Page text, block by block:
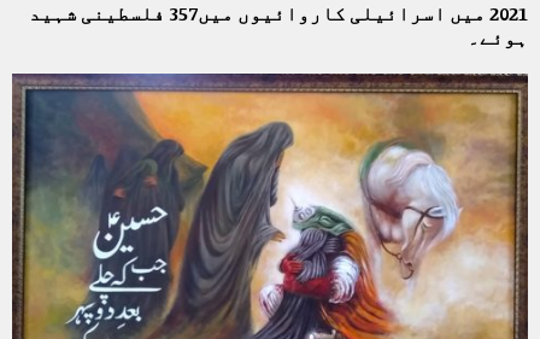
2021 میں اسرائیلی کاروائیوں میں357 فلسطینی شہید
ہوئے۔